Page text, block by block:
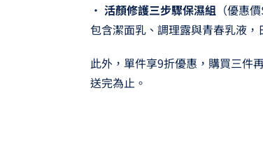
• 活顏修護三步驟保濕組（優惠價
包含潔面乳、調理露與青春乳液，
此外，單件享9折優惠，購買三件
送完為止。